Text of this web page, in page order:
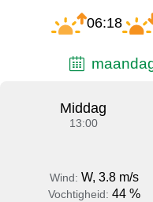
06:18
Middag
13:00
Wind: W, 3.8 m/s
Vochtigheid: 44 %